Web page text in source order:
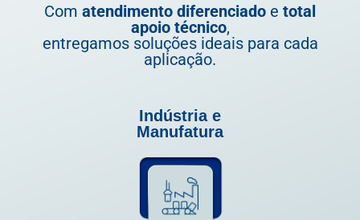
Com atendimento diferenciado e total
apoio técnico,
entregamos soluções ideais para cada
aplicação.
Indústria e
Manufatura